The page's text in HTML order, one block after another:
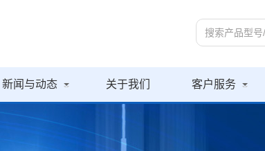
新闻与动态 关于我们 客户服务